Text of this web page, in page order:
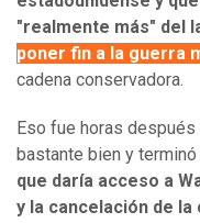
"realmente más" del
poner fin a la guerra
cadena conservadora.
Eso fue horas
bastante bien y terminó
que daría acceso a
y la cancelación de